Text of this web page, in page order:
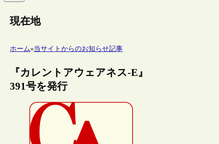
現在地
ホーム»当サイトからのお知らせ記事
『カレントアウェアネス-E』
391号を発行